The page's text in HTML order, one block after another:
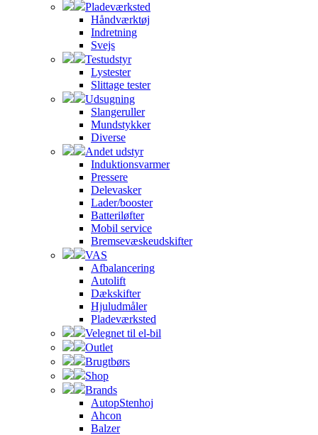
Pladeværksted
Håndværktøj
Indretning
Svejs
Testudstyr
Lystester
Slittage tester
Udsugning
Slangeruller
Mundstykker
Diverse
Andet udstyr
Induktionsvarmer
Pressere
Delevasker
Lader/booster
Batteriløfter
Mobil service
Bremsevæskeudskifter
VAS
Afbalancering
Autolift
Dækskifter
Hjuludmåler
Pladeværksted
Velegnet til el-bil
Outlet
Brugtbørs
Shop
Brands
AutopStenhoj
Ahcon
Balzer